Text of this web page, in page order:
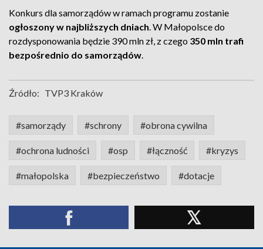
Konkurs dla samorządów w ramach programu zostanie
ogłoszony w najbliższych dniach. W Małopolsce do
rozdysponowania będzie 390 mln zł, z czego 350 mln trafi
bezpośrednio do samorządów.
Źródło: TVP3 Kraków
#samorządy #schrony #obrona cywilna
#ochrona ludności #osp #łączność #kryzys
#małopolska #bezpieczeństwo #dotacje